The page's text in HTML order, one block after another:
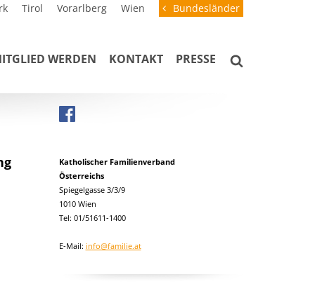
Tirol Vorarlberg Wien Bundesländer
WERDEN KONTAKT PRESSE
Katholischer Familienverband
Österreichs
Spiegelgasse 3/3/9
1010 Wien
Tel: 01/51611-1400
E-Mail: info@familie.at